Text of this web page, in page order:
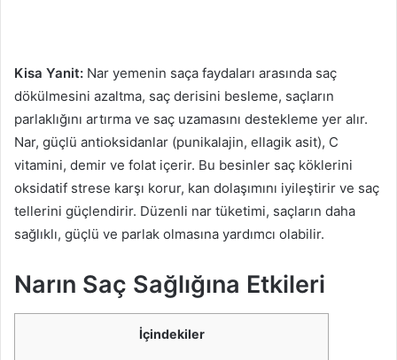
Kisa Yanit: Nar yemenin saça faydaları arasında saç
dökülmesini azaltma, saç derisini besleme, saçların
parlaklığını artırma ve saç uzamasını destekleme yer alır.
Nar, güçlü antioksidanlar (punikalajin, ellagik asit), C
vitamini, demir ve folat içerir. Bu besinler saç köklerini
oksidatif strese karşı korur, kan dolaşımını iyileştirir ve saç
tellerini güçlendirir. Düzenli nar tüketimi, saçların daha
sağlıklı, güçlü ve parlak olmasına yardımcı olabilir.
Narın Saç Sağlığına Etkileri
İçindekiler